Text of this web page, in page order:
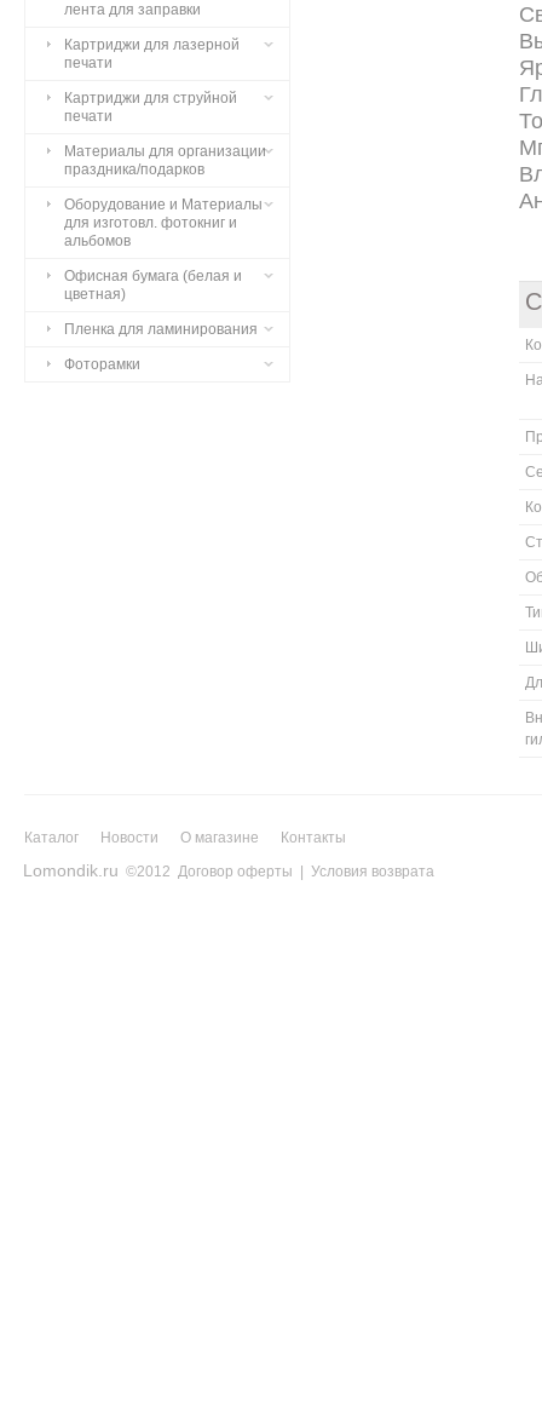
лента для заправки
Картриджи для лазерной
печати
Картриджи для струйной
печати
Материалы для организации
праздника/подарков
Оборудование и Материалы
для изготовл. фотокниг и
альбомов
Офисная бумага (белая и
цветная)
Пленка для ламинирования
Фоторамки
Каталог Новости О магазине Контакты
Lomondik.ru ©2012 Договор оферты Условия возврата